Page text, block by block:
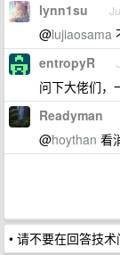
lynn1su
@lujiaosama
entropyR
问下大佬们，
Readyman
@hoythan 看
• 请不要在回答技